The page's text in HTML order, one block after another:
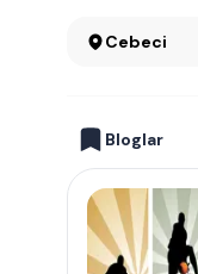
Cebeci
Bloglar